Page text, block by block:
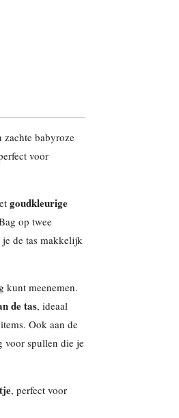
zachte babyroze
voor
goudkleurige
op twee
je de tas makkelijk
kunt meenemen.
de tas, ideaal
Ook aan de
voor spullen die je
, perfect voor